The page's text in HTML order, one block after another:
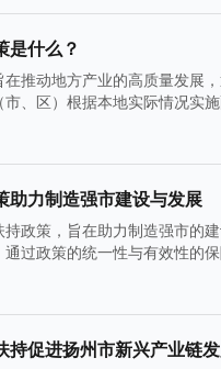
是什么？
推动地方产业的高质量发展
、区）根据本地实际情况实
助力制造强市建设与发展
政策，旨在助力制造强市的
过政策的统一性与有效性的
持促进扬州市新兴产业链